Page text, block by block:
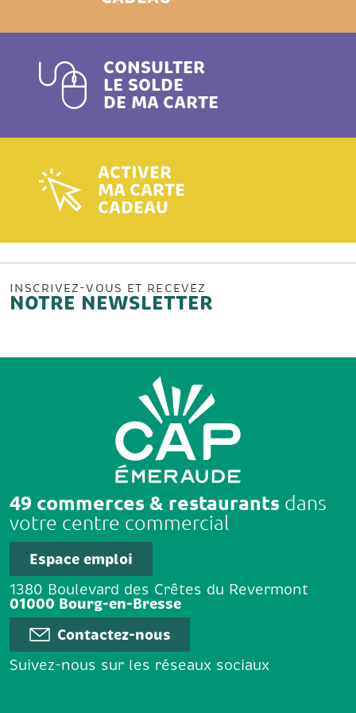
CONSULTER
LE SOLDE
DE MA CARTE
ACTIVER
MA CARTE
CADEAU
INSCRIVEZ-VOUS ET RECEVEZ
NOTRE NEWSLETTER
49 commerces & restaurants dans
votre centre commercial
Espace emploi
1380 Boulevard des Crêtes du Revermont
01000 Bourg-en-Bresse
Contactez-nous
Suivez-nous sur les réseaux sociaux